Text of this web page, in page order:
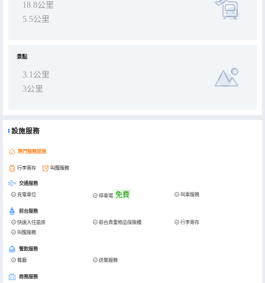
18.8公里
5.5公里
景點
3.1公里
3公里
設施服務
熱門服務設施
行李寄存 叫醒服務
交通服務
充電車位 停車場 免費 叫車服務
前台服務
快速入住退房 前台貴重物品保險櫃
行李寄存
叫醒服務
餐飲服務
餐廳 送餐服務
商務服務